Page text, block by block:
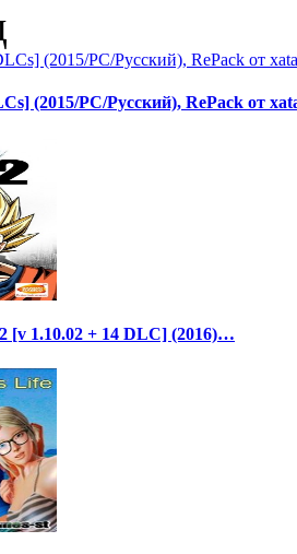
(2015/PC/Русский), RePack от
[v 1.10.02 + 14 DLC] (2016)…